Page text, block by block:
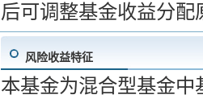
后可调整基金收益分配
风险收益特征
本基金为混合型基金